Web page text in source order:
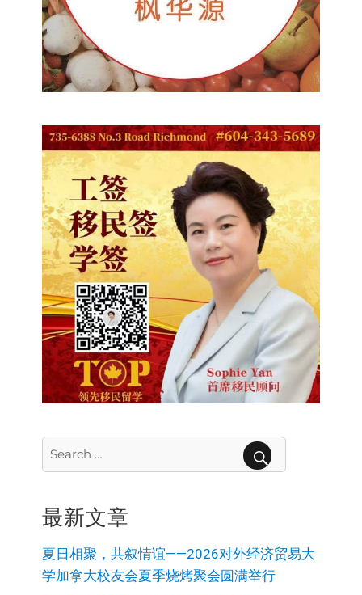
Search
for:
最新文章
夏日相聚，共叙情谊——2026对外经济贸易大
学加拿大校友会夏季烧烤聚会圆满举行